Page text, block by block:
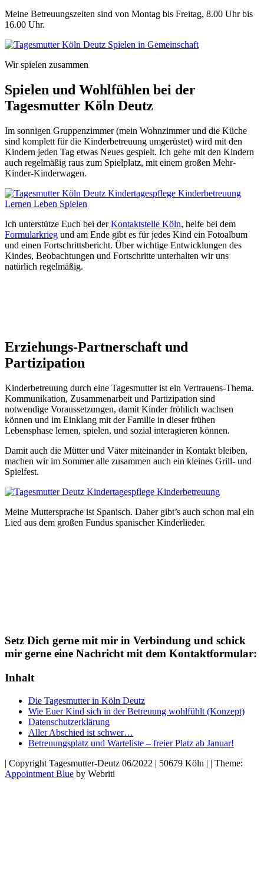
Meine Betreuungszeiten sind von Montag bis Freitag, 8.00 Uhr bis
16.00 Uhr.
Wir spielen zusammen
Spielen und Wohlfühlen bei der
Tagesmutter Köln Deutz
Im sonnigen Gruppenzimmer (mein Wohnzimmer und die Küche
sind komplett für die Kinderbetreuung umgerüstet) wird mit den
Kindern jeden Tag etwas Neues gespielt. Ich gehe mit den Kindern
auch regelmäßig raus zum Spielplatz, mit einem großen Mehr-
Kinder-Kinderwagen.
Ich unterstütze Euch bei derKontaktstelle Köln, helfe bei dem
Formularkrieg und am Ende gibt es für jedes Kind ein Fotoalbum
und einen Fortschrittsbericht. Über wichtige Entwicklungen des
Kindes, Beobachtungen und Fortschritte unterhalten wir uns
natürlich regelmäßig.
Erziehungs-Partnerschaft und
Partizipation
Kinderbetreuung durch eine Tagesmutter ist ein Vertrauens-Thema.
Kommunikation, Zusammenarbeit und Partizipation sind
notwendige Voraussetzungen, damit Kinder fröhlich wachsen
können und im Einklang mit der Familie in dieser frühen
Lebensphase lernen, spielen, und sozial interagieren können.
Damit auch die Mütter und Väter miteinander in Kontakt bleiben,
machen wir im Sommer alle zusammen auch ein kleines Grill- und
Spielfest.
Meine Muttersprache ist Spanisch. Daher gibt’s auch schon mal ein
Lied aus dem großen Fundus spanischer Kinderlieder.
Setz Dich gerne mit mir in Verbindung und schick
mir gerne eine Nachricht mit dem Kontaktformular:
Inhalt
Die Tagesmutter in Köln Deutz
Wie Euer Kind sich in der Betreuung wohlfühlt (Konzept)
Datenschutzerklärung
Aller Abschied ist schwer…
Betreuungsplatz und Warteliste – freier Platz ab Januar!
| Copyright Tagesmutter-Deutz 06/2022 | 50679 Köln | | Theme:
Appointment Blue by Webriti